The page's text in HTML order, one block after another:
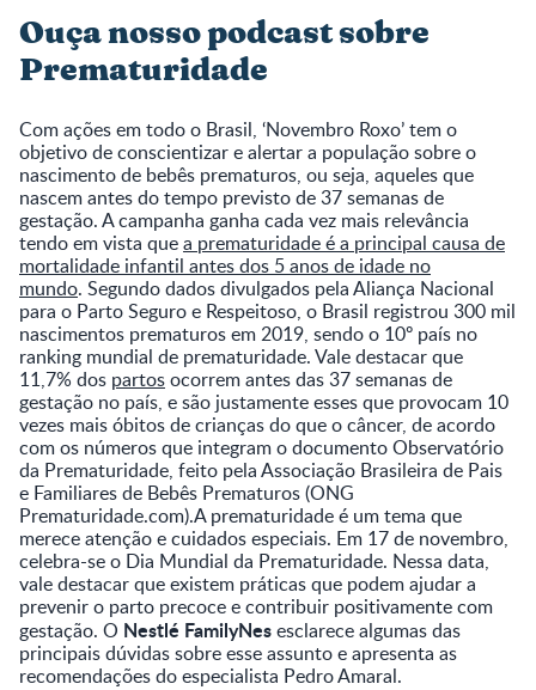
Ouça nosso podcast sobre
Prematuridade
Com ações em todo o Brasil, ‘Novembro Roxo’ tem o
objetivo de conscientizar e alertar a população sobre o
nascimento de bebês prematuros, ou seja, aqueles que
nascem antes do tempo previsto de 37 semanas de
gestação. A campanha ganha cada vez mais relevância
tendo em vista quea prematuridade é a principal causa de
mortalidade infantil antes dos 5 anos de idade no
mundo. Segundo dados divulgados pela Aliança Nacional
para o Parto Seguro e Respeitoso, o Brasil registrou 300 mil
nascimentos prematuros em 2019, sendo o 10º país no
ranking mundial de prematuridade. Vale destacar que
11,7% dos partosocorrem antes das 37 semanas de
gestação no país, e são justamente esses que provocam 10
vezes mais óbitos de crianças do que o câncer, de acordo
com os números que integram o documento Observatório
da Prematuridade, feito pela Associação Brasileira de Pais
e Familiares de Bebês Prematuros (ONG
Prematuridade.com).A prematuridade é um tema que
merece atenção e cuidados especiais. Em 17 de novembro,
celebra-se o Dia Mundial da Prematuridade. Nessa data,
vale destacar que existem práticas que podem ajudar a
prevenir o parto precoce e contribuir positivamente com
gestação. O Nestlé FamilyNesesclarece algumas das
principais dúvidas sobre esse assunto e apresenta as
recomendações do especialista Pedro Amaral.